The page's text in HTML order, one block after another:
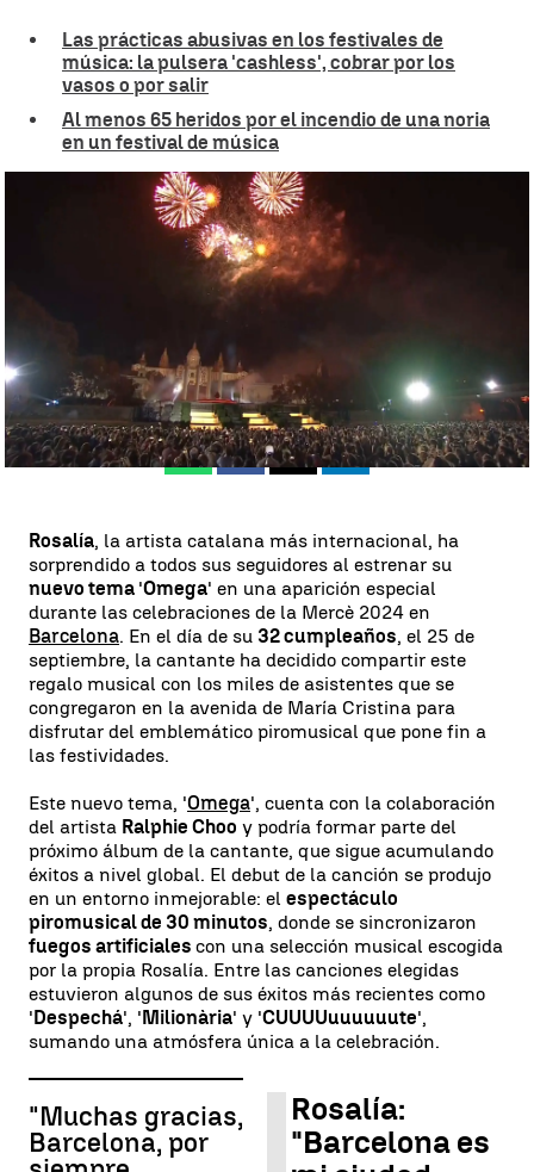
Las prácticas abusivas en los festivales de
música: la pulsera 'cashless', cobrar por los
vasos o por salir
Al menos 65 heridos por el incendio de una noria
en un festival de música
Rosalía celebra su cumpleaños con el estreno mundial de su nuevo
tema 'Omega' en la Mercè 2024 |
Ignacio Gutiérrez
Publicado:
25 de septiembre de 2024, 10:13
WhatsappFacebook
X Linkedin
Rosalía, la artista catalana más internacional, ha
sorprendido a todos sus seguidores al estrenar su
nuevo tema 'Omega' en una aparición especial
durante las celebraciones de la Mercè 2024 en
Barcelona. En el día de su 32 cumpleaños, el 25 de
septiembre, la cantante ha decidido compartir este
regalo musical con los miles de asistentes que se
congregaron en la avenida de María Cristina para
disfrutar del emblemático piromusical que pone fin a
las festividades.
Este nuevo tema, 'Omega', cuenta con la colaboración
del artista Ralphie Choo y podría formar parte del
próximo álbum de la cantante, que sigue acumulando
éxitos a nivel global. El debut de la canción se produjo
en un entorno inmejorable: el espectáculo
piromusical de 30 minutos, donde se sincronizaron
fuegos artificiales con una selección musical escogida
por la propia Rosalía. Entre las canciones elegidas
estuvieron algunos de sus éxitos más recientes como
'Despechá', 'Milionària' y 'CUUUUuuuuuute',
sumando una atmósfera única a la celebración.
"Muchas gracias,
Barcelona, por
Rosalía:
"Barcelona es